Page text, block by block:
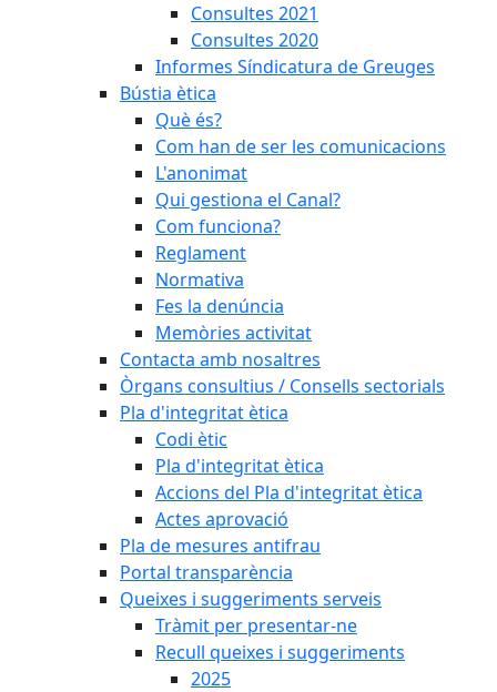
Consultes 2021
Consultes 2020
Informes Síndicatura de Greuges
Bústia ètica
Què és?
Com han de ser les comunicacions
L'anonimat
Qui gestiona el Canal?
Com funciona?
Reglament
Normativa
Fes la denúncia
Memòries activitat
Contacta amb nosaltres
Òrgans consultius / Consells sectorials
Pla d'integritat ètica
Codi ètic
Pla d'integritat ètica
Accions del Pla d'integritat ètica
Actes aprovació
Pla de mesures antifrau
Portal transparència
Queixes i suggeriments serveis
Tràmit per presentar-ne
Recull queixes i suggeriments
2025